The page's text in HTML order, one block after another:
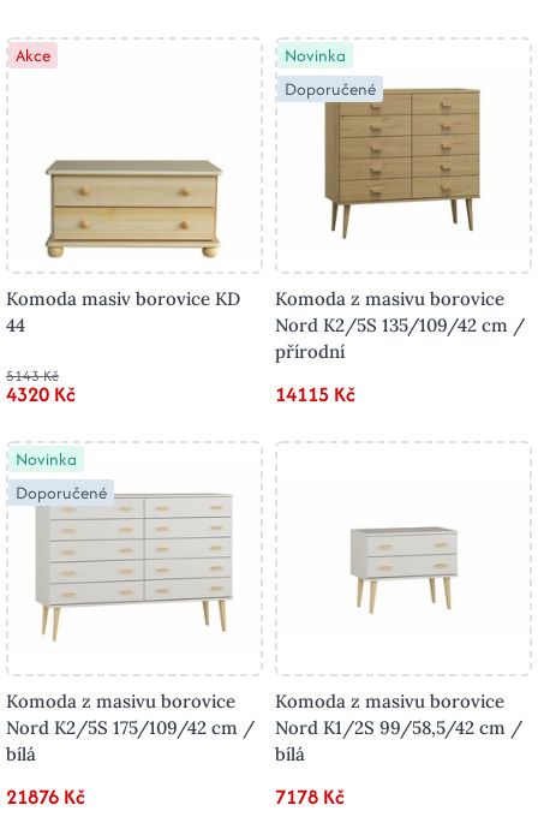
Akce
Komoda masiv borovice KD
44
5143 Kč
4320 Kč
Novinka
Doporučené
Komoda z masivu borovice
Nord K2/5S 135/109/42 cm /
přírodní
14115 Kč
Novinka
Doporučené
Komoda z masivu borovice
Nord K2/5S 175/109/42 cm /
bílá
21876 Kč
Komoda z masivu borovice
Nord K1/2S 99/58,5/42 cm /
bílá
7178 Kč